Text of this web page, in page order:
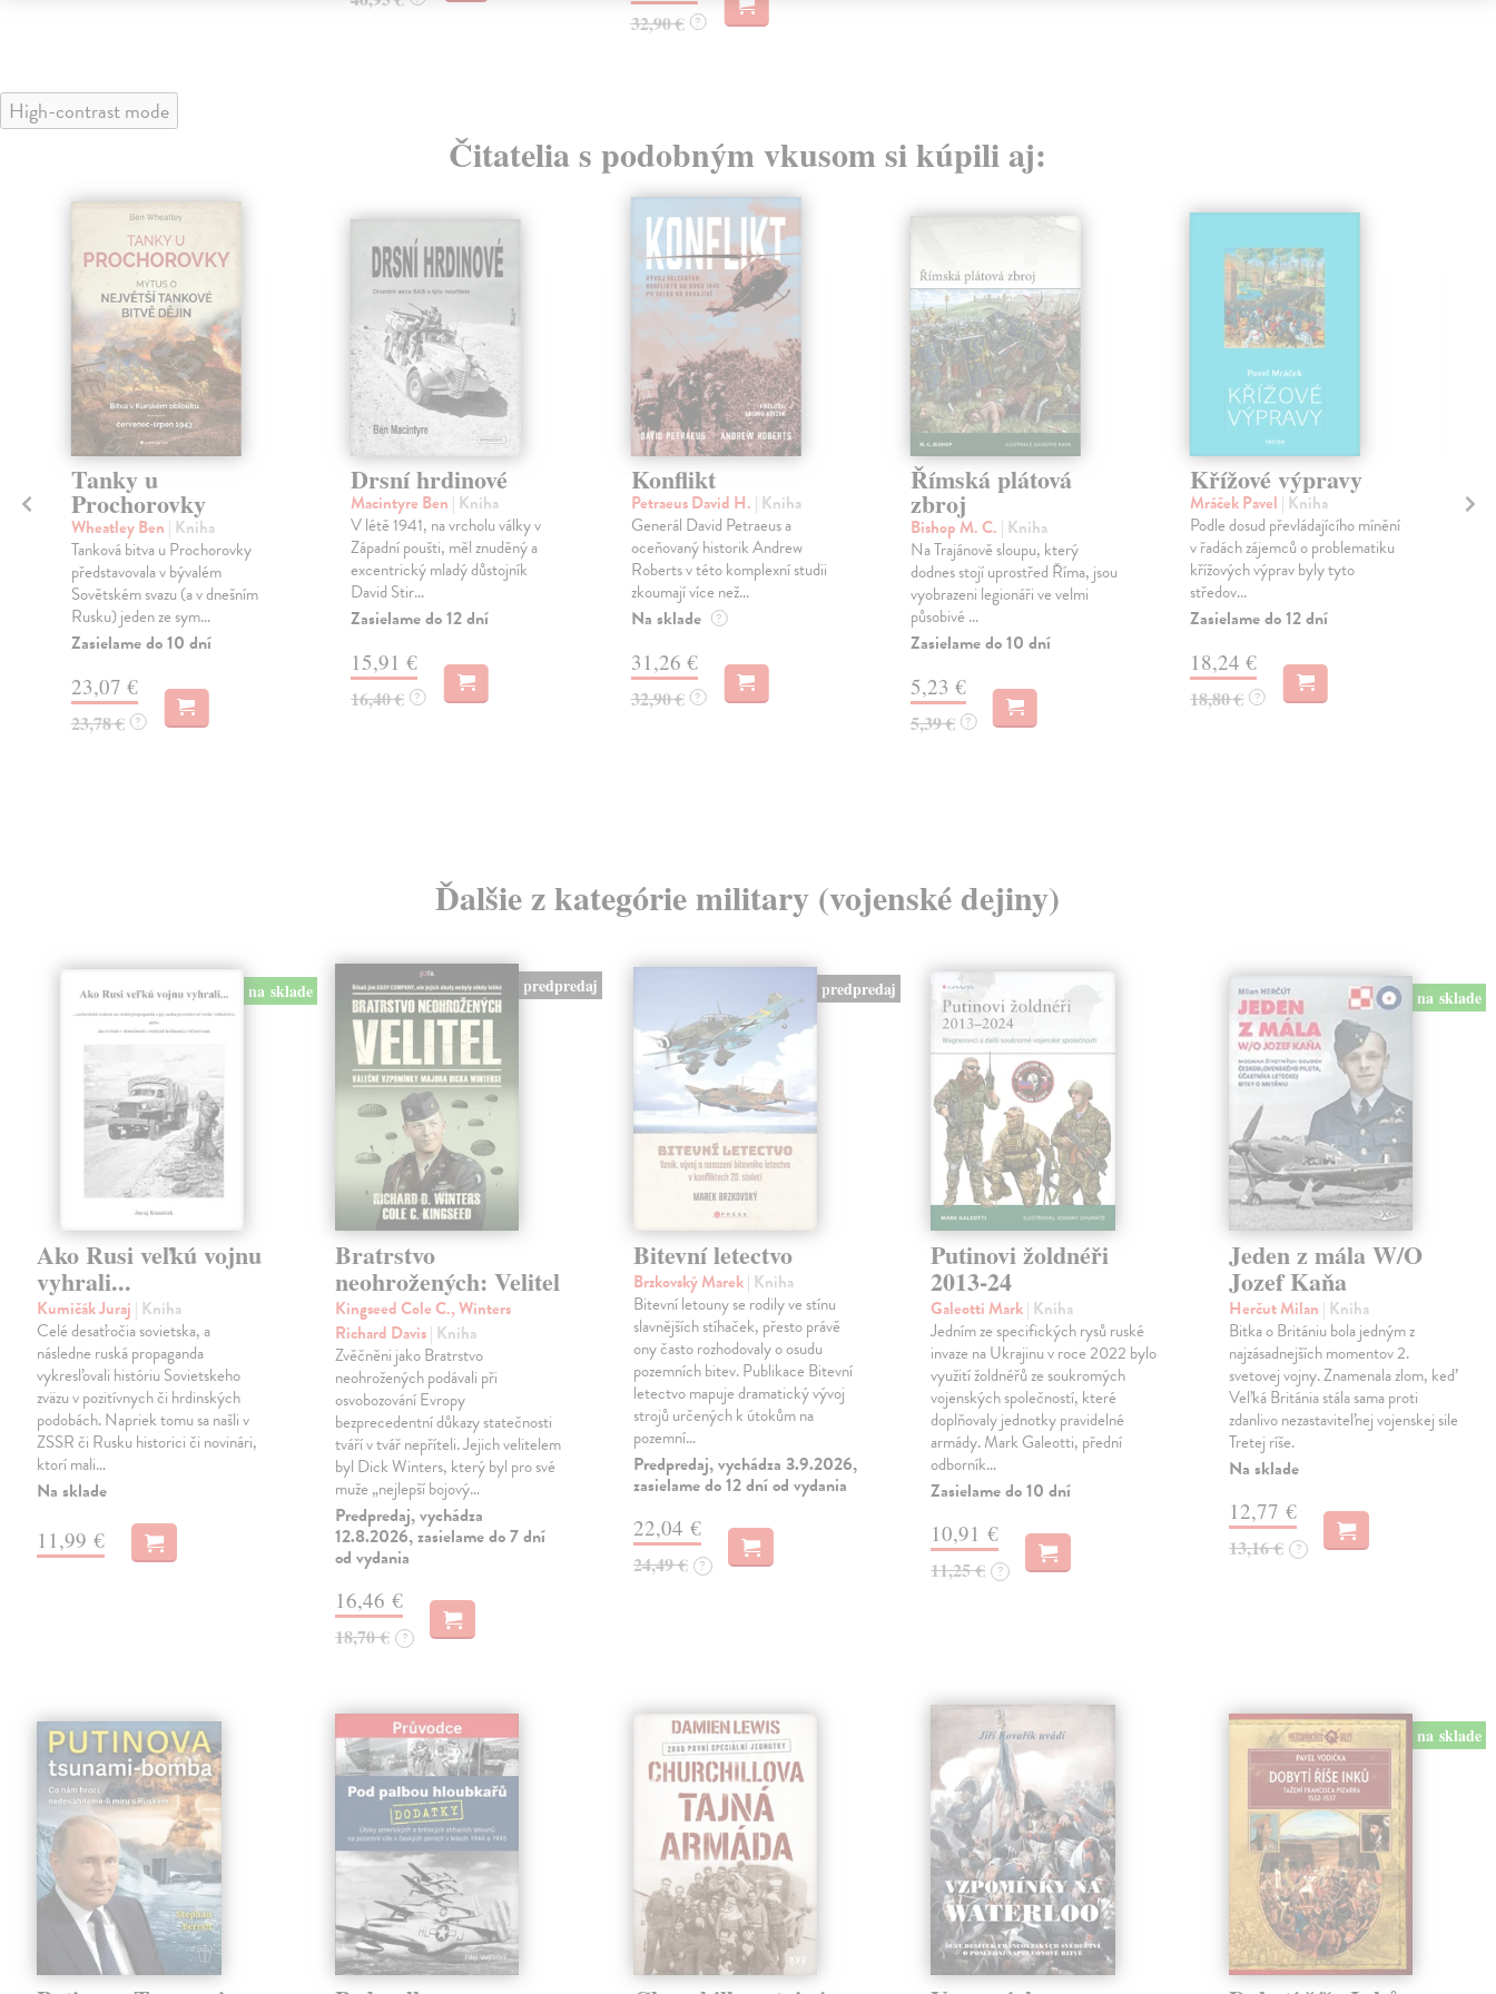
32,90 € ?
High-contrast mode
Čitatelia s podobným vkusom si kúpili aj:
Tanky u
Prochorovky
Wheatley Ben | Kniha
Tanková bitva u Prochorovky
představovala v bývalém
Sovětském svazu (a v dnešním
Rusku) jeden ze sym...
Zasielame do 10 dní
23,07 €
23,78 € ?
Drsní hrdinové
Macintyre Ben | Kniha
V létě 1941, na vrcholu války v
Západní poušti, měl znuděný a
excentrický mladý důstojník
David Stir...
Zasielame do 12 dní
15,91 €
16,40 € ?
Konflikt
Petraeus David H. | Kniha
Generál David Petraeus a
oceňovaný historik Andrew
Roberts v této komplexní studii
zkoumají více než...
Na sklade ?
31,26 €
32,90 € ?
Římská plátová
zbroj
Bishop M. C. | Kniha
Na Trajánově sloupu, který
dodnes stojí uprostřed Říma, jsou
vyobrazeni legionáři ve velmi
působivé ...
Zasielame do 10 dní
5,23 €
5,39 € ?
Křížové výpravy
Mráček Pavel | Kniha
Podle dosud převládajícího mínění
v řadách zájemců o problematiku
křížových výprav byly tyto
středov...
Zasielame do 12 dní
18,24 €
18,80 € ?
Ďalšie z kategórie military (vojenské dejiny)
na sklade
Ako Rusi veľkú vojnu
vyhrali...
Kumičák Juraj | Kniha
Celé desaťročia sovietska, a
následne ruská propaganda
vykresľovali históriu Sovietskeho
zväzu v pozitívnych či hrdinských
podobách. Napriek tomu sa našli v
ZSSR či Rusku historici či novinári,
ktorí mali…
Na sklade
11,99 €
predpredaj
Bratrstvo
neohrožených: Velitel
Kingseed Cole C., Winters
Richard Davis| Kniha
Zvěčněni jako Bratrstvo
neohrožených podávali při
osvobozování Evropy
bezprecedentní důkazy statečnosti
tváří v tvář nepříteli. Jejich velitelem
byl Dick Winters, který byl pro své
muže „nejlepší bojový…
Predpredaj, vychádza
12.8.2026, zasielame do 7 dní
od vydania
16,46 €
18,70 € ?
predpredaj
Bitevní letectvo
Brzkovský Marek| Kniha
Bitevní letouny se rodily ve stínu
slavnějších stíhaček, přesto právě
ony často rozhodovaly o osudu
pozemních bitev. Publikace Bitevní
letectvo mapuje dramatický vývoj
strojů určených k útokům na
pozemní…
Predpredaj, vychádza 3.9.2026,
zasielame do 12 dní od vydania
22,04 €
24,49 € ?
Putinovi žoldnéři
2013-24
Galeotti Mark| Kniha
Jedním ze specifických rysů ruské
invaze na Ukrajinu v roce 2022 bylo
využití žoldnéřů ze soukromých
vojenských společností, které
doplňovaly jednotky pravidelné
armády. Mark Galeotti, přední
odborník…
Zasielame do 10 dní
10,91 €
11,25 € ?
na sklade
Jeden z mála W/O
Jozef Kaňa
Herčut Milan | Kniha
Bitka o Britániu bola jedným z
najzásadnejších momentov 2.
svetovej vojny. Znamenala zlom, keď
Veľká Británia stála sama proti
zdanlivo nezastaviteľnej vojenskej sile
Tretej ríše.
Na sklade
12,77 €
13,16 € ?
na sklade